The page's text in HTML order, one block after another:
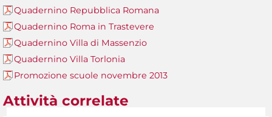
Quadernino Repubblica Romana
Quadernino Roma in Trastevere
Quadernino Villa di Massenzio
Quadernino Villa Torlonia
Promozione scuole novembre 2013
Attività correlate